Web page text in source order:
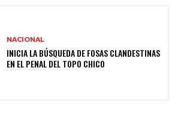
NACIONAL
INICIA LA BÚSQUEDA DE FOSAS CLANDESTINAS
EN EL PENAL DEL TOPO CHICO